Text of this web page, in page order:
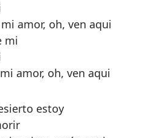
amor, oh, ven aqui
mi
amor, oh, ven aqui
estoy